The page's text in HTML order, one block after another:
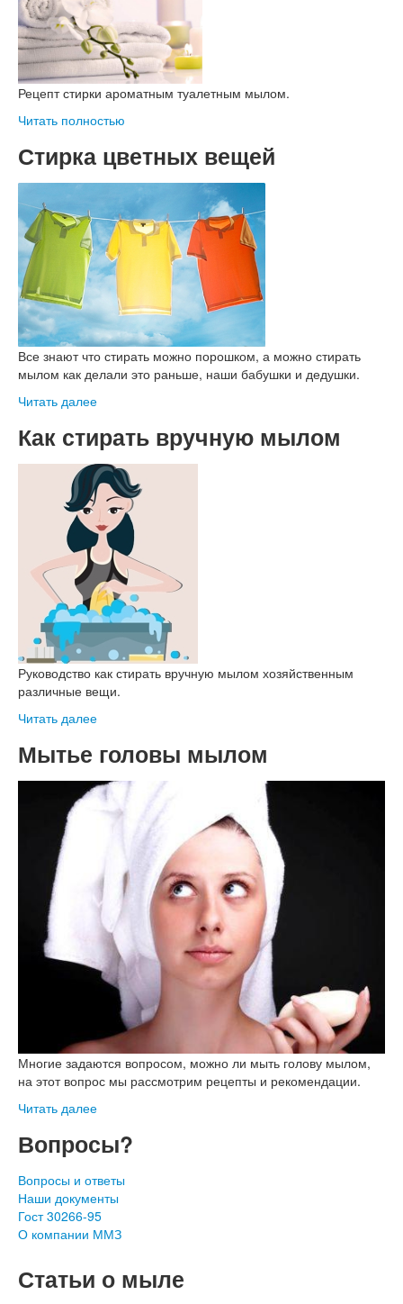
Рецепт стирки ароматным туалетным мылом.
Читать полностью
Стирка цветных вещей
Все знают что стирать можно порошком, а можно стирать
мылом как делали это раньше, наши бабушки и дедушки.
Читать далее
Как стирать вручную мылом
Руководство как стирать вручную мылом хозяйственным
различные вещи.
Читать далее
Мытье головы мылом
Многие задаются вопросом, можно ли мыть голову мылом,
на этот вопрос мы рассмотрим рецепты и рекомендации.
Читать далее
Вопросы?
Вопросы и ответы
Наши документы
Гост 30266-95
О компании ММЗ
Статьи о мыле